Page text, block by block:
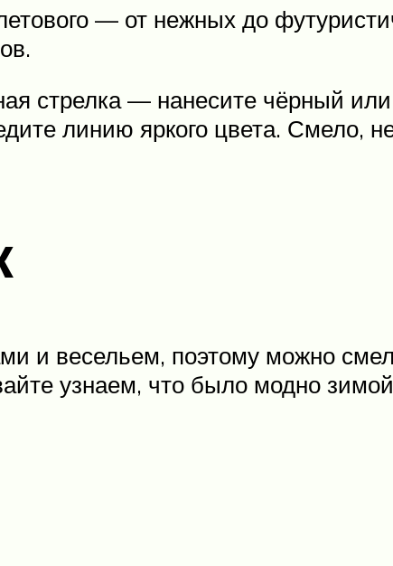
— от нежных до
стрелка — нанесите чёрный
линию яркого цвета. Смело,
и весельем, поэтому можно
узнаем, что было модно